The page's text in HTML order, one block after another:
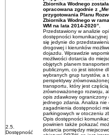
Zbiornika Wodnego została
opracowana zgodnie z
przygotowania Planu
Zbiornika Wodnego w
WM na lata 2014-2020”.
2.5.
Dostępność
Przedstawiony w analizie
dostępności komunikacyjnej
się jedynie do
drogowej i kierunków
dojazdu. Wprawdzie
możliwości dotarcia do
objętych planem
publicznym, co jest istotne
wybranych grup turystów, a
perspektywy
transportu, który jest
zrównoważonego rozwoju,
opis zdawkowy ograniczony
jednego zdania. Analiza nie
zagadnienia dostępności
parkingowych w otoczeniu
Opis dostępności
powinien także pokazać
dotarcia pomiędzy